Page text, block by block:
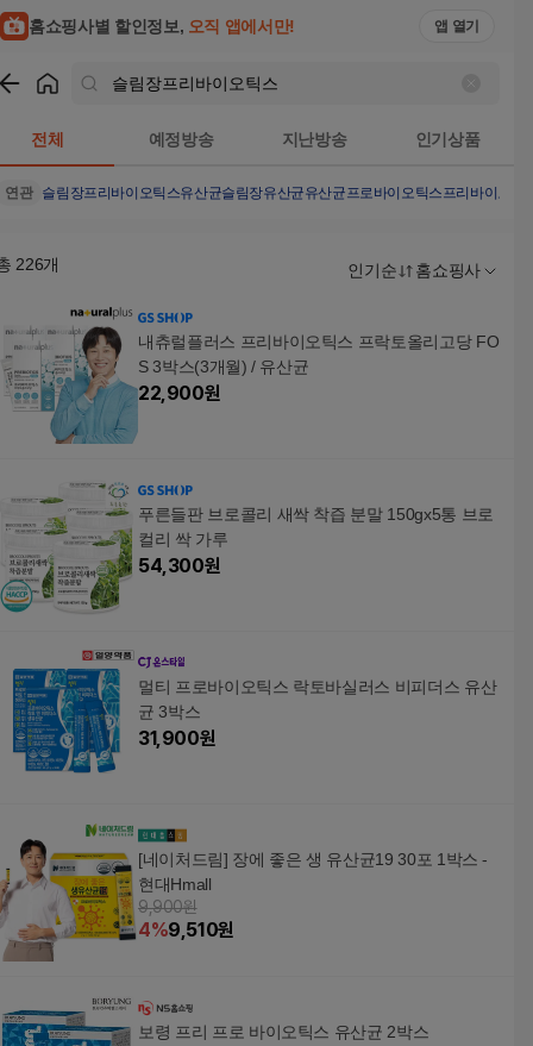
홈쇼핑사별 할인정보, 오직 앱에서만! 앱 열기
전체 예정방송 지난방송 인기상품
연관 슬림장프리바이오틱스유산균슬림장유산균유산균프로바이오틱스프리바이오틱
226개 인기순 홈쇼핑사
내츄럴플러스 프리바이오틱스 프락토올리고당 FO
S 3박스(3개월) / 유산균
22,900원
푸른들판 브로콜리 새싹 착즙 분말 150gx5통 브로
컬리 싹 가루
54,300원
멀티 프로바이오틱스 락토바실러스 비피더스 유산
균 3박스
31,900원
[네이처드림] 장에 좋은 생 유산균19 30포 1박스 -
현대Hmall
9,900원
4%9,510원
보령 프리 프로 바이오틱스 유산균 2박스